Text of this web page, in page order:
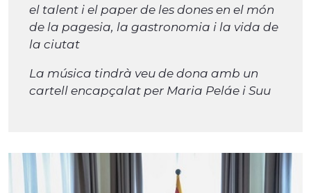
el talent i el paper de les dones en el món
de la pagesia, la gastronomia i la vida de
la ciutat
La música tindrà veu de dona amb un
cartell encapçalat per Maria Peláe i Suu